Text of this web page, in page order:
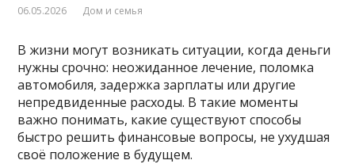
06.05.2026 Дом и семья
В жизни могут возникать ситуации, когда деньги
нужны срочно: неожиданное лечение, поломка
автомобиля, задержка зарплаты или другие
непредвиденные расходы. В такие моменты
важно понимать, какие существуют способы
быстро решить финансовые вопросы, не ухудшая
своё положение в будущем.